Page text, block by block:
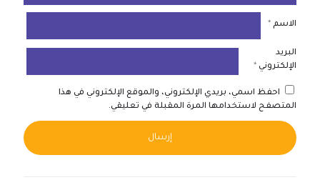
الاسم *
البريد
الإلكتروني *
احفظ اسمي، بريدي الإلكتروني، والموقع الإلكتروني في هذا
المتصفح لاستخدامها المرة المقبلة في تعليقي.